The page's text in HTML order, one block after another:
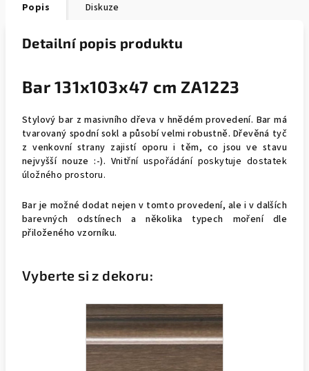
Popis Diskuze
Detailní popis produktu
Bar 131x103x47 cm ZA1223
Stylový bar z masivního dřeva v hnědém provedení. Bar má
tvarovaný spodní sokl a působí velmi robustně. Dřevěná tyč
z venkovní strany zajistí oporu i těm, co jsou ve stavu
nejvyšší nouze :-). Vnitřní uspořádání poskytuje dostatek
úložného prostoru.
Bar je možné dodat nejen v tomto provedení, ale i v dalších
barevných odstínech a několika typech moření dle
přiloženého vzorníku.
Vyberte si z dekoru: